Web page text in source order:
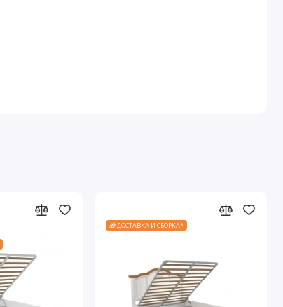
🎁 ДОСТАВКА И СБОРКА*